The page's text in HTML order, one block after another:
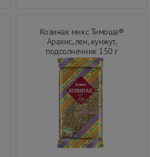
Козинак микс Тимоша®
Арахис, лен, кунжут,
подсолнечник 150 г